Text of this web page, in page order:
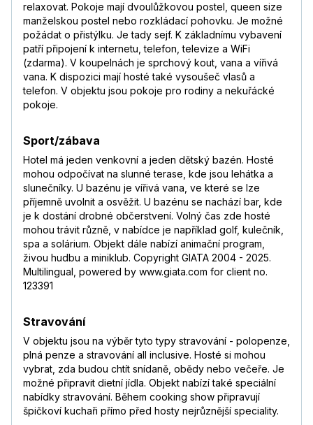
relaxovat. Pokoje mají dvoulůžkovou postel, queen size
manželskou postel nebo rozkládací pohovku. Je možné
požádat o přistýlku. Je tady sejf. K základnímu vybavení
patří připojení k internetu, telefon, televize a WiFi
(zdarma). V koupelnách je sprchový kout, vana a vířivá
vana. K dispozici mají hosté také vysoušeč vlasů a
telefon. V objektu jsou pokoje pro rodiny a nekuřácké
pokoje.
Sport/zábava
Hotel má jeden venkovní a jeden dětský bazén. Hosté
mohou odpočívat na slunné terase, kde jsou lehátka a
slunečníky. U bazénu je vířivá vana, ve které se lze
příjemně uvolnit a osvěžit. U bazénu se nachází bar, kde
je k dostání drobné občerstvení. Volný čas zde hosté
mohou trávit různě, v nabídce je například golf, kulečník,
spa a solárium. Objekt dále nabízí animační program,
živou hudbu a miniklub. Copyright GIATA 2004 - 2025.
Multilingual, powered by www.giata.com for client no.
123391
Stravování
V objektu jsou na výběr tyto typy stravování - polopenze,
plná penze a stravování all inclusive. Hosté si mohou
vybrat, zda budou chtít snídaně, obědy nebo večeře. Je
možné připravit dietní jídla. Objekt nabízí také speciální
nabídky stravování. Během cooking show připravují
špičkoví kuchaři přímo před hosty nejrůznější speciality.